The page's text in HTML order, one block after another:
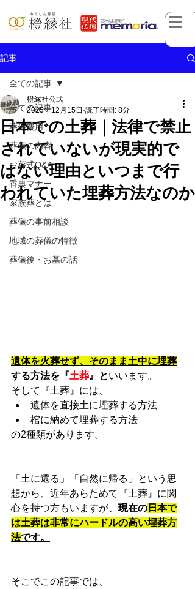
記事
全ての記事
葬儀費用
葬儀の内容
お葬式Q&A
香典マナー
家族葬とは
葬儀の事前相談
地域の葬儀の特徴
葬儀後・お墓の話
全ての記事
日本での土葬｜法律で禁止
されていないが現実的で
はない理由といつまで行
われていた埋葬方法なのか
橙縁社公式
2025年12月15日 読了時間: 8分
遺体を火葬せず、そのまま土中に埋葬
する方法を『土葬』といいます。
そして『土葬』には、
遺体を直接土に埋葬する方法
棺に納めて埋葬する方法
の2種類があります。
「土に還る」「自然に帰る」という思
想から、近年あらためて『土葬』に関
心を持つ方もいますが、 現在の 日本で
は土葬は非常にハードルの高い埋葬方
法です。
そこでこの記事では、